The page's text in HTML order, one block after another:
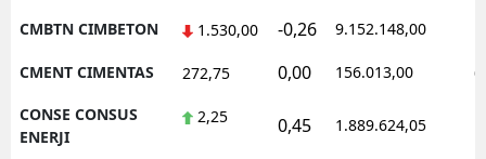
CMBTN CIMBETON 1.530,00 -0,26 9.152.148,00
CMENT CIMENTAS 272,75 0,00 156.013,00
CONSE CONSUS
ENERJI
2,25 0,45 1.889.624,05